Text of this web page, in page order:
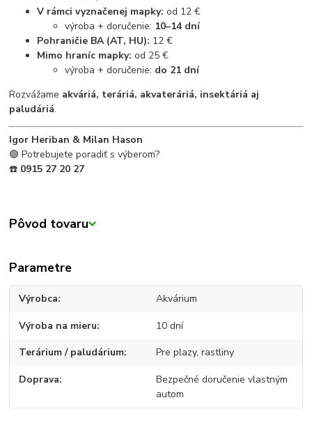
V rámci vyznačenej mapky: od 12 €
výroba + doručenie: 10–14 dní
Pohraničie BA (AT, HU): 12 €
Mimo hraníc mapky: od 25 €
výroba + doručenie: do 21 dní
Rozvážame akváriá, teráriá, akvateráriá, insektáriá aj
paludáriá.
Igor Heriban & Milan Hason
🟢 Potrebujete poradiť s výberom?
☎️ 0915 27 20 27
Pôvod tovaru
Parametre
Výrobca Akvárium
Výroba na mieru 10 dní
Terárium / paludárium Pre plazy, rastliny
Doprava
Bezpečné doručenie vlastným
autom